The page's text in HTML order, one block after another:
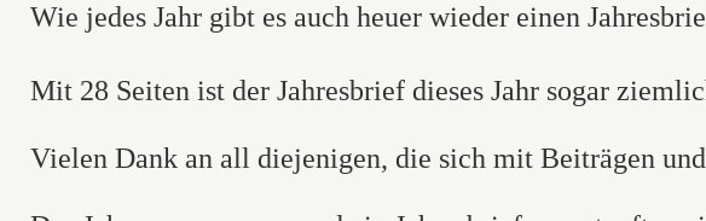
Wie jedes Jahr gibt es auch heuer wieder einen
Mit 28 Seiten ist der Jahresbrief dieses Jahr sogar
Vielen Dank an all diejenigen, die sich mit Beiträgen